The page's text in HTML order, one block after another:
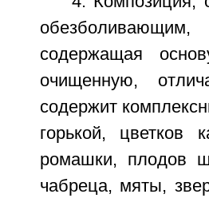
содержащая
очищенную,
содержит
горькой, цветков
ромашки, плодов
чабреца, мяты,